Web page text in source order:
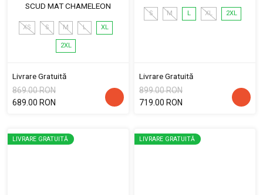
SCUD MAT CHAMELEON
XS S M L XL
2XL
Livrare Gratuită
869.00 RON
689.00 RON
S M L XL 2XL
Livrare Gratuită
899.00 RON
719.00 RON
LIVRARE GRATUITĂ LIVRARE GRATUITĂ